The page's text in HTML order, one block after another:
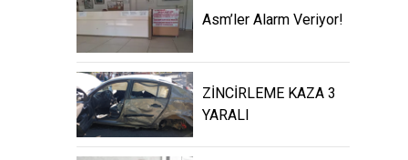
Asm’ler Alarm Veriyor!
ZİNCİRLEME KAZA 3
YARALI